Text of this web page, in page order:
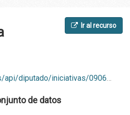
Ir al recurso
iniciativas/09069?format=json
de datos